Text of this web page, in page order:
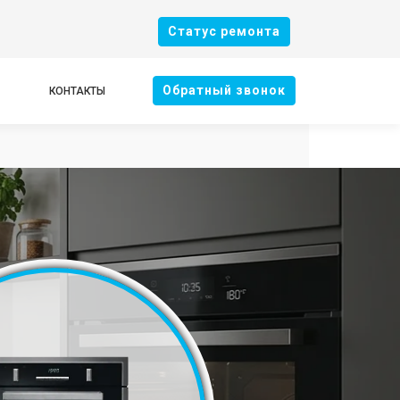
Cтатус ремонта
КОНТАКТЫ Oбратный звонок